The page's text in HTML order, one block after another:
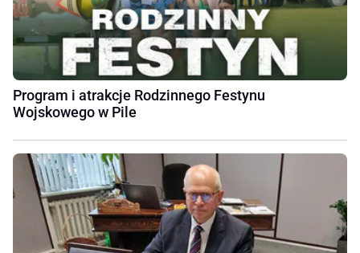
Program i atrakcje Rodzinnego Festynu
Wojskowego w Pile